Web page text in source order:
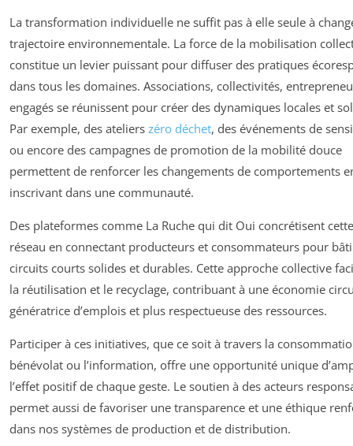
La transformation individuelle ne suffit pas à elle seule à
trajectoire environnementale. La force de la mobilisation
constitue un levier puissant pour diffuser des pratiques
dans tous les domaines. Associations, collectivités,
engagés se réunissent pour créer des dynamiques locales et
Par exemple, des ateliers zéro déchet, des événements de
ou encore des campagnes de promotion de la mobilité douce
permettent de renforcer les changements de comportements
inscrivant dans une communauté.
Des plateformes comme La Ruche qui dit Oui concrétisent
réseau en connectant producteurs et consommateurs pour
circuits courts solides et durables. Cette approche collective
la réutilisation et le recyclage, contribuant à une économie
génératrice d’emplois et plus respectueuse des ressources.
Participer à ces initiatives, que ce soit à travers la
bénévolat ou l’information, offre une opportunité unique
l’effet positif de chaque geste. Le soutien à des acteurs
permet aussi de favoriser une transparence et une éthique
dans nos systèmes de production et de distribution.